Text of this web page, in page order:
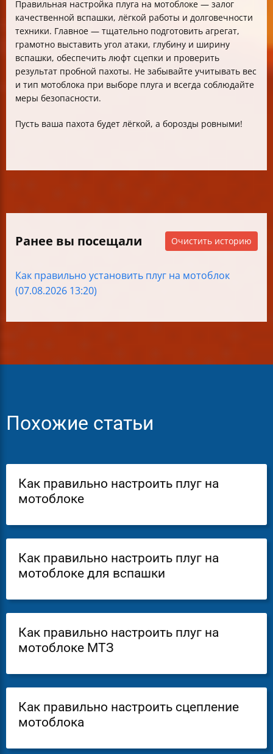
Правильная настройка плуга на мотоблоке — залог
качественной вспашки, лёгкой работы и долговечности
техники. Главное — тщательно подготовить агрегат,
грамотно выставить угол атаки, глубину и ширину
вспашки, обеспечить люфт сцепки и проверить
результат пробной пахоты. Не забывайте учитывать вес
и тип мотоблока при выборе плуга и всегда соблюдайте
меры безопасности.
Пусть ваша пахота будет лёгкой, а борозды ровными!
Ранее вы посещали Очистить историю
Как правильно установить плуг на мотоблок
(07.08.2026 13:20)
Похожие статьи
Как правильно настроить плуг на
мотоблоке
Как правильно настроить плуг на
мотоблоке для вспашки
Как правильно настроить плуг на
мотоблоке МТЗ
Как правильно настроить сцепление
мотоблока